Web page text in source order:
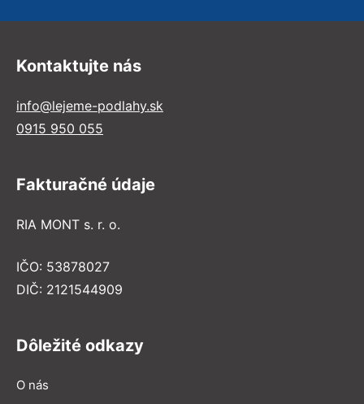
Kontaktujte nás
info@lejeme-podlahy.sk
0915 950 055
Fakturačné údaje
RIA MONT s. r. o.
IČO: 53878027
DIČ: 2121544909
Dôležité odkazy
O nás